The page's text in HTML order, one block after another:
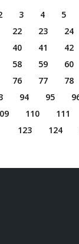
3 4 5
22 23 24
40 41 42
58 59 60
76 77 78
94 95
110 111
123
124